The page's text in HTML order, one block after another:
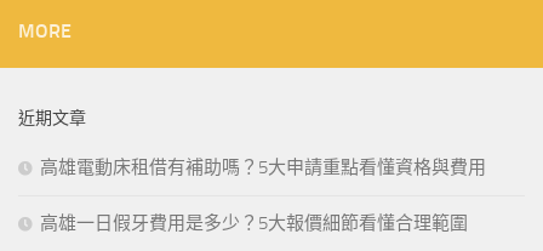
MORE
近期文章
高雄電動床租借有補助嗎？5大申請重點看懂資格與費用
高雄一日假牙費用是多少？5大報價細節看懂合理範圍